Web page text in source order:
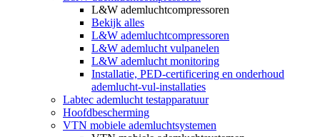
L&W ademluchtcompressoren
Bekijk alles
L&W ademluchtcompressoren
L&W ademlucht vulpanelen
L&W ademlucht monitoring
Installatie, PED-certificering en onderhoud
ademlucht-vul-installaties
Labtec ademlucht testapparatuur
Hoofdbescherming
VTN mobiele ademluchtsystemen